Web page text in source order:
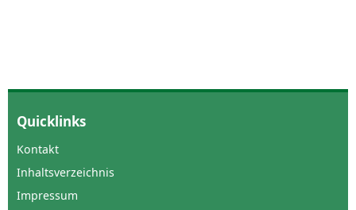
Quicklinks
Kontakt
Inhaltsverzeichnis
Impressum